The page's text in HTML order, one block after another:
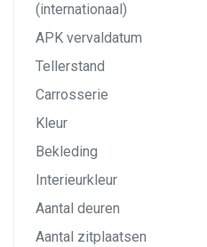
(internationaal)
APK vervaldatum
Tellerstand
Carrosserie
Kleur
Bekleding
Interieurkleur
Aantal deuren
Aantal zitplaatsen